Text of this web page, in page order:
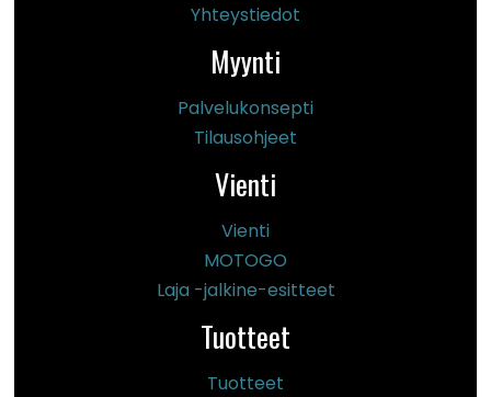
Yhteystiedot
Myynti
Palvelukonsepti
Tilausohjeet
Vienti
Vienti
MOTOGO
Laja -jalkine-esitteet
Tuotteet
Tuotteet